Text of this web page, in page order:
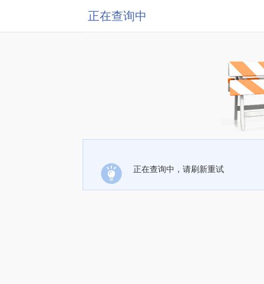
正在查询中
正在查询中，请刷新重试